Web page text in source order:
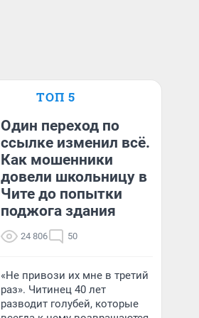
ТОП 5
Один переход по
ссылке изменил всё.
Как мошенники
довели школьницу в
Чите до попытки
поджога здания
24 806 50
«Не привози их мне в третий
раз». Читинец 40 лет
разводит голубей, которые